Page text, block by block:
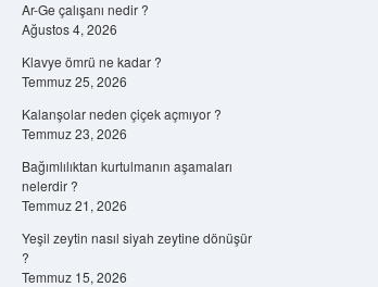
Ar-Ge çalışanı nedir ?
Ağustos 4, 2026
Klavye ömrü ne kadar ?
Temmuz 25, 2026
Kalanşolar neden çiçek açmıyor ?
Temmuz 23, 2026
Bağımlılıktan kurtulmanın aşamaları
nelerdir ?
Temmuz 21, 2026
Yeşil zeytin nasıl siyah zeytine dönüşür
?
Temmuz 15, 2026